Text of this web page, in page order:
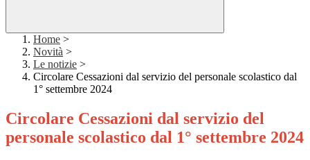
Home >
Novità >
Le notizie >
Circolare Cessazioni dal servizio del personale scolastico dal
1° settembre 2024
Circolare Cessazioni dal servizio del
personale scolastico dal 1° settembre 2024